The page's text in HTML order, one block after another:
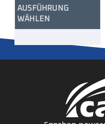
AUSFÜHRUNG
WÄHLEN